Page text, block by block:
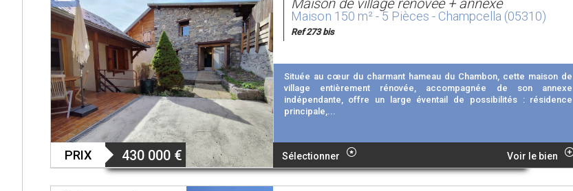
PRIX 430 000 €
Maison de village rénovée + annexe
Maison 150 m² - 5 Pièces - Champcella (05310)
Ref 273 bis
Située au cœur du charmant hameau du Chambon, cette maison de
village entièrement rénovée, accompagnée de son annexe
indépendante, offre un large éventail de possibilités : résidence
principale,...
Sélectionner Voir le bien